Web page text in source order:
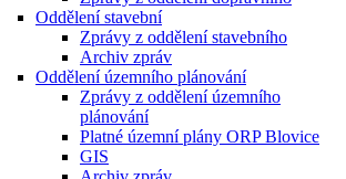
Oddělení stavební
Zprávy z oddělení stavebního
Archiv zpráv
Oddělení územního plánování
Zprávy z oddělení územního
plánování
Platné územní plány ORP Blovice
GIS